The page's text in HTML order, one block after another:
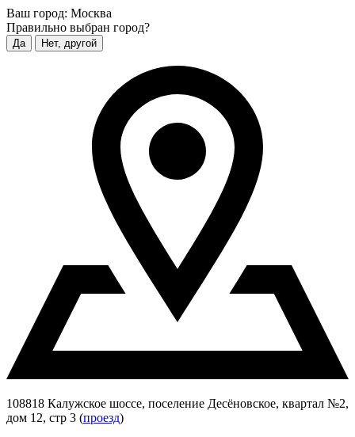
Ваш город: Москва
Правильно выбран город?
Да Нет, другой
108818 Калужское шоссе, поселение Десёновское, квартал №2,
дом 12, стр 3 (проезд)